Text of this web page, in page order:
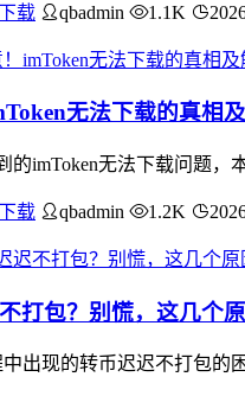
载 qbadmin 1.1K
无法下载的真相
的imToken无法下载问题，
载 qbadmin 1.2K
打包？别慌，这几个
中出现的转币迟迟不打包